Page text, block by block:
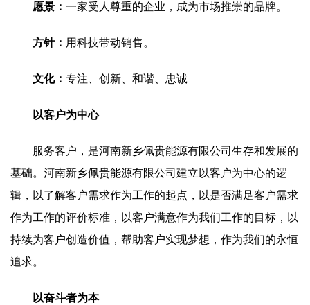
愿景： 一家受人尊重的企业，成为市场推崇的品牌。
方针： 用科技带动销售。
文化： 专注、创新、和谐、忠诚
以客户为中心
服务客户，是河南新乡佩贵能源有限公司生存和发展的
基础。河南新乡佩贵能源有限公司建立以客户为中心的逻
辑，以了解客户需求作为工作的起点，以是否满足客户需求
作为工作的评价标准，以客户满意作为我们工作的目标，以
持续为客户创造价值，帮助客户实现梦想，作为我们的永恒
追求。
以奋斗者为本